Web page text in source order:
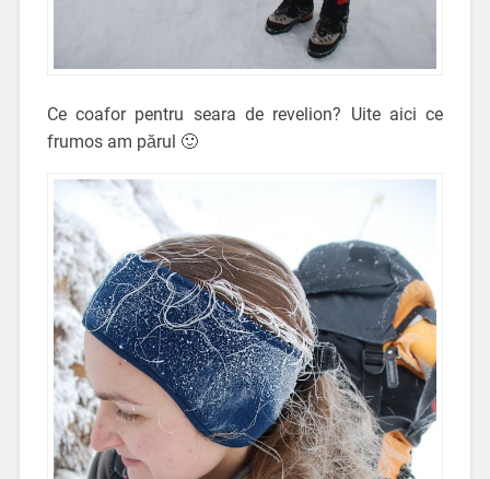
Ce coafor pentru seara de revelion? Uite aici ce
frumos am părul 🙂